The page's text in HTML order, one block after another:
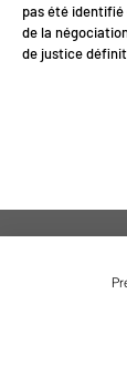
pas été identifié
de la
de justice